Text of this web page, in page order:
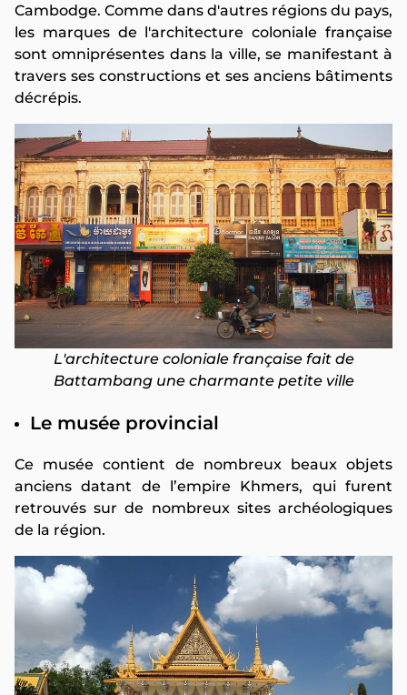
Cambodge. Comme dans d'autres régions du pays,
les marques de l'architecture coloniale française
sont omniprésentes dans la ville, se manifestant à
travers ses constructions et ses anciens bâtiments
décrépis.
L'architecture coloniale française fait de
Battambang une charmante petite ville
Le musée provincial
Ce musée contient de nombreux beaux objets
anciens datant de l’empire Khmers, qui furent
retrouvés sur de nombreux sites archéologiques
de la région.